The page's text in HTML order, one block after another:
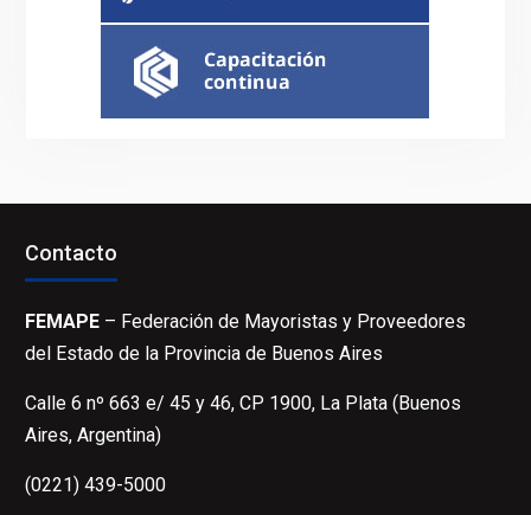
Contacto
FEMAPE – Federación de Mayoristas y Proveedores
del Estado de la Provincia de Buenos Aires
Calle 6 nº 663 e/ 45 y 46, CP 1900, La Plata (Buenos
Aires, Argentina)
(0221) 439-5000